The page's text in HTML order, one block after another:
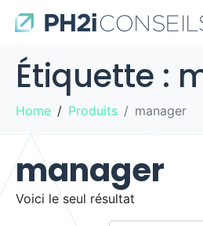
Étiquette :
Home Produits manager
manager
Voici le seul résultat